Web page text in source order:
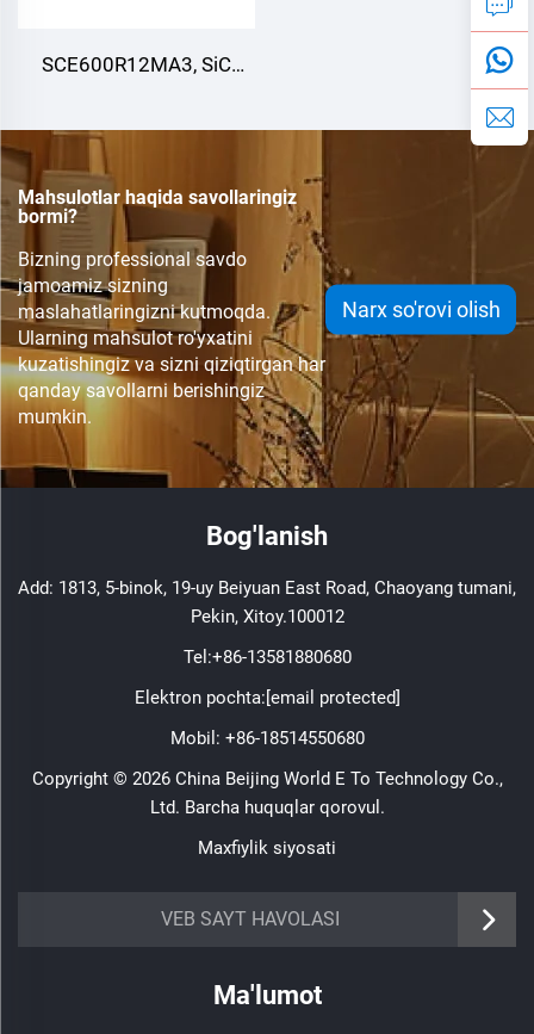
SCE600R12MA3, SiC
Mahsulotlar haqida savollaringiz
bormi?
Bizning professional savdo
jamoamiz sizning
maslahatlaringizni kutmoqda.
Ularning mahsulot ro'yxatini
kuzatishingiz va sizni qiziqtirgan har
qanday savollarni berishingiz
mumkin.
Narx so'rovi olish
Bog'lanish
Add: 1813, 5-binok, 19-uy Beiyuan East Road, Chaoyang tumani,
Pekin, Xitoy.100012
Tel:+86-13581880680
Elektron pochta: [email protected]
Mobil: +86-18514550680
Copyright © 2026 China Beijing World E To Technology Co.,
Ltd. Barcha huquqlar qorovul.
Maxfiylik siyosati
VEB SAYT HAVOLASI
Ma'lumot